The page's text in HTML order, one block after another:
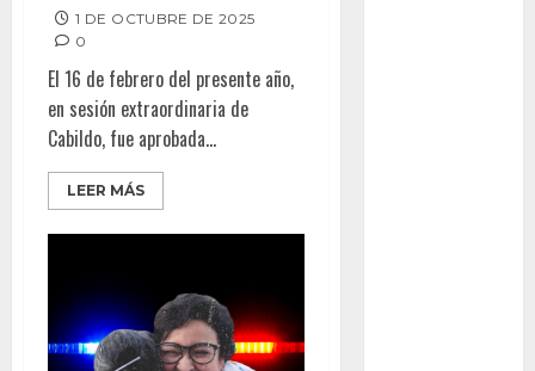
1 DE OCTUBRE DE 2025
0
El 16 de febrero del presente año,
en sesión extraordinaria de
Cabildo, fue aprobada...
LEER MÁS